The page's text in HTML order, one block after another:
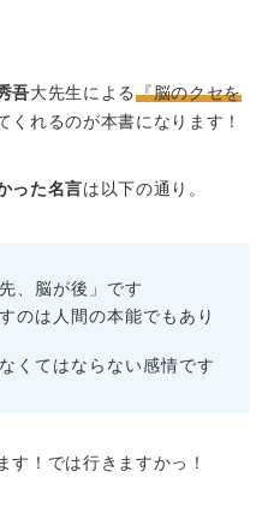
吾大先生による 『脳のクセを
くれるのが本書になります！
った名言は以下の通り。
、脳が後」です
のは人間の本能でもあり
くてはならない感情です
す！では行きますかっ！